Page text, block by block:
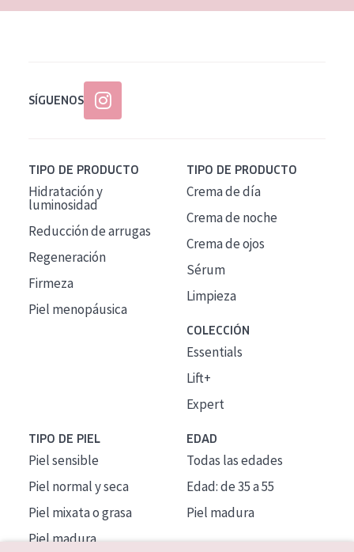
SÍGUENOS
TIPO DE PRODUCTO
Hidratación y
luminosidad
Reducción de arrugas
Regeneración
Firmeza
Piel menopáusica
TIPO DE PRODUCTO
Crema de día
Crema de noche
Crema de ojos
Sérum
Limpieza
COLECCIÓN
Essentials
Lift+
Expert
TIPO DE PIEL
Piel sensible
Piel normal y seca
Piel mixata o grasa
Piel madura
EDAD
Todas las edades
Edad: de 35 a 55
Piel madura